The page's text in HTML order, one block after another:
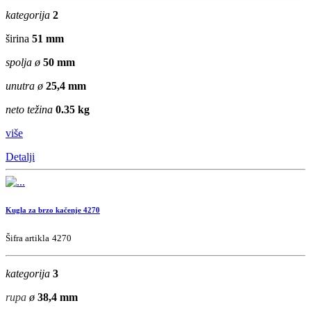
kategorija 2
širina 51 mm
spolja ø 50 mm
unutra ø 25,4 mm
neto težina 0.35 kg
više
Detalji
Kugla za brzo kačenje 4270
Šifra artikla 4270
kategorija 3
rupa ø 38,4 mm